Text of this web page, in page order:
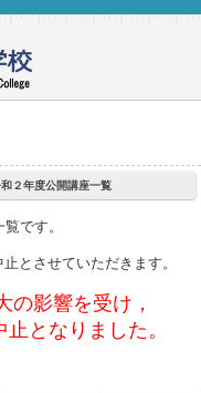
２年度公開講座一覧
です。
とさせていただきます。
の影響を受け，
となりました。